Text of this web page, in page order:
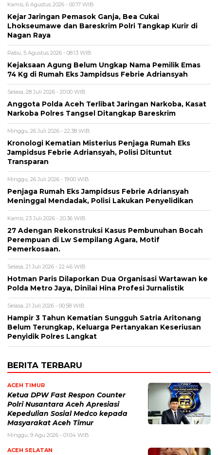
Kamis, 6 Agustus 2026 - 00:17 WIB
Kejar Jaringan Pemasok Ganja, Bea Cukai
Lhokseumawe dan Bareskrim Polri Tangkap Kurir di
Nagan Raya
Rabu, 5 Agustus 2026 - 08:13 WIB
Kejaksaan Agung Belum Ungkap Nama Pemilik Emas
74 Kg di Rumah Eks Jampidsus Febrie Adriansyah
Selasa, 28 Juli 2026 - 20:00 WIB
Anggota Polda Aceh Terlibat Jaringan Narkoba, Kasat
Narkoba Polres Tangsel Ditangkap Bareskrim
Minggu, 26 Juli 2026 - 22:38 WIB
Kronologi Kematian Misterius Penjaga Rumah Eks
Jampidsus Febrie Adriansyah, Polisi Dituntut
Transparan
Minggu, 26 Juli 2026 - 19:00 WIB
Penjaga Rumah Eks Jampidsus Febrie Adriansyah
Meninggal Mendadak, Polisi Lakukan Penyelidikan
Kamis, 23 Juli 2026 - 20:36 WIB
27 Adengan Rekonstruksi Kasus Pembunuhan Bocah
Perempuan di Lw Sempilang Agara, Motif
Pemerkosaan.
Selasa, 21 Juli 2026 - 22:46 WIB
Hotman Paris Dilaporkan Dua Organisasi Wartawan ke
Polda Metro Jaya, Dinilai Hina Profesi Jurnalistik
Selasa, 21 Juli 2026 - 00:58 WIB
Hampir 3 Tahun Kematian Sungguh Satria Aritonang
Belum Terungkap, Keluarga Pertanyakan Keseriusan
Penyidik Polres Langkat
BERITA TERBARU
ACEH TIMUR
Ketua DPW Fast Respon Counter
Polri Nusantara Aceh Apresiasi
Kepedulian Sosial Medco kepada
Masyarakat Aceh Timur
Minggu, 9 Agu 2026 - 01:04 WIB
ACEH SELATAN